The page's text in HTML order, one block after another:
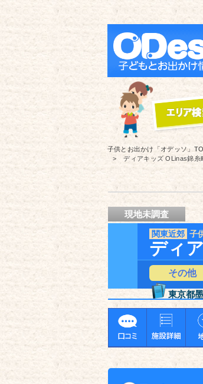
子供とお出かけ「オデッソ」
ディアキッズ OLinas錦糸
現地未調査
関東近郊 子
ディ
その他
東京都